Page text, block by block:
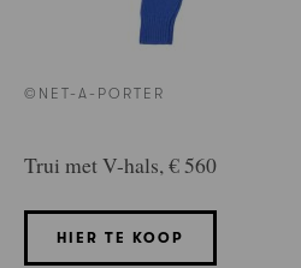
©NET-A-PORTER
Trui met V-hals, € 560
HIER TE KOOP